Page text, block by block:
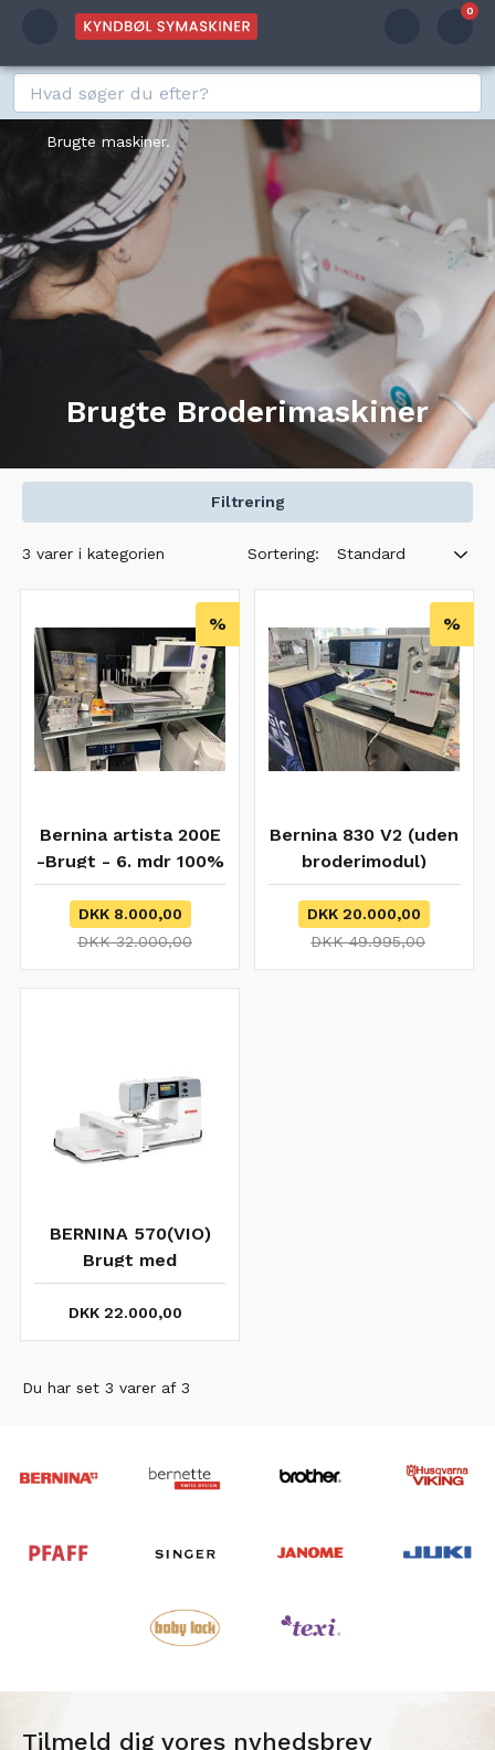
0
Brugte maskiner.
Brugte Broderimaskiner
Filtrering
3 varer i kategorien Sortering: Standard
%
Bernina artista 200E
-Brugt - 6. mdr 100%
garanti
DKK 8.000,00
DKK 32.000,00
%
Bernina 830 V2 (uden
broderimodul)
DKK 20.000,00
DKK 49.995,00
BERNINA 570(VIO)
Brugt med
Broderimodul (ny
type)
DKK 22.000,00
Du har set 3 varer af 3
Tilmeld dig vores nyhedsbrev